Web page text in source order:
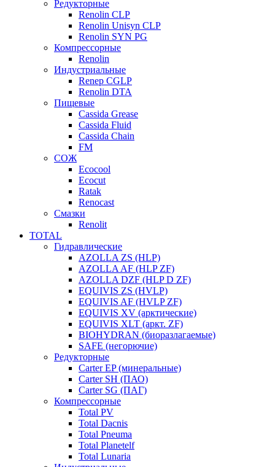
Редукторные
Renolin CLP
Renolin Unisyn CLP
Renolin SYN PG
Компрессорные
Renolin
Индустриальные
Renep CGLP
Renolin DTA
Пищевые
Cassida Grease
Cassida Fluid
Cassida Chain
FM
СОЖ
Ecocool
Ecocut
Ratak
Renocast
Смазки
Renolit
TOTAL
Гидравлические
AZOLLA ZS (HLP)
AZOLLA AF (HLP ZF)
AZOLLA DZF (HLP D ZF)
EQUIVIS ZS (HVLP)
EQUIVIS AF (HVLP ZF)
EQUIVIS XV (арктические)
EQUIVIS XLT (аркт. ZF)
BIOHYDRAN (биоразлагаемые)
SAFE (негорючие)
Редукторные
Carter EP (минеральные)
Carter SH (ПАО)
Carter SG (ПАГ)
Компрессорные
Total PV
Total Dacnis
Total Pneuma
Total Planetelf
Total Lunaria